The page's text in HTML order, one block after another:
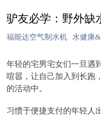
驴友必学：野外缺
福能达空气制水机 水健康
年轻的宅男宅女们一旦遇
喧嚣，让自己加入到长跑
的活动中。
习惯于便捷支付的年轻人